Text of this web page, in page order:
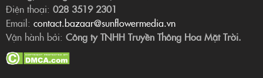
Điện thoại: 028 3519 2301
Email: contact.bazaar@sunflowermedia.vn
Vận hành bởi: Công ty TNHH Truyền Thông Hoa Mặt Trời.